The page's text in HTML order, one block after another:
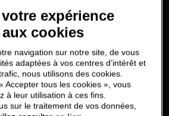
considéré comme l'ennemi
cardiovasculaire. Cependant, il
que le cholestérol joue un
Il contribue à la
la production d'hormones et à la
D. Mais sa gestion est cruciale
cardiovasculaires.
expérience
cookies
navigation sur notre site, de vous
adaptées à vos centres d’intérêt et
nous utilisons des cookies.
Accepter tous les cookies », vous
à leur utilisation à ces fins.
sur le traitement de vos données,